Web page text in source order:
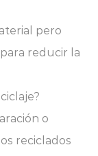
pero
reducir la
o
reciclados